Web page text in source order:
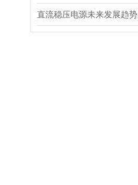
直流稳压电源未来发展趋势